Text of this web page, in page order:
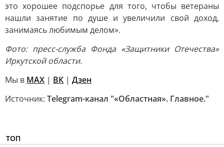
это хорошее подспорье для того, чтобы ветераны
нашли занятие по душе и увеличили свой доход,
занимаясь любимым делом».
Фото: пресс-служба Фонда «Защитники Отечества»
Иркутской области.
Мы в MAX | ВК | Дзен
Источник: Telegram-канал "«Областная». Главное."
ТОП